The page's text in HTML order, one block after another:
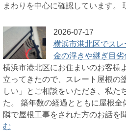
まわりを中心に確認しています。
2026-07-17
横浜市港北区でス
金の浮きや継ぎ目劣
横浜市港北区にお住まいのお客様
立ってきたので、スレート屋根の
しい」とご相談をいただき、私た
た。 築年数の経過とともに屋根
隣で屋根工事をされた方のお話を
む